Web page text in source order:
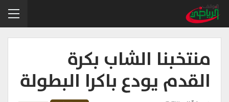
منتخبنا الشاب بكرة
القدم يودع باكرا البطولة